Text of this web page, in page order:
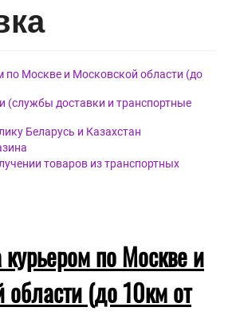
по Москве и Московской области (до
(службы доставки и транспортные
Беларусь и Казахстан
товаров из транспортных
курьером по Москве и
области (до 10км от